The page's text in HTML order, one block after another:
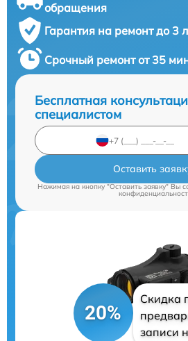
обращения
Гарантия на ремонт до 3
Срочный ремонт от 35
Бесплатная
специалистом
Оставить
Нажимая на кнопку "Оставить заявку" Вы
20%
Скидка
записи